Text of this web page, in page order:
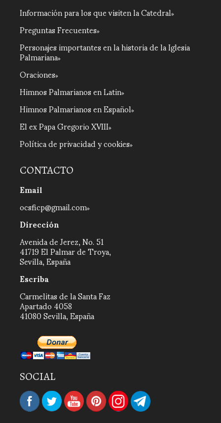
Información para los que visiten la Catedral
Preguntas Frecuentes
Personajes importantes en la historia de la Iglesia
Palmariana
Oraciones
Himnos Palmarianos en Latin
Himnos Palmarianos en Español
El ex Papa Gregorio XVIII
Política de privacidad y cookies
CONTACTO
Email
ocsficp@gmail.com
Dirección
Avenida de Jerez, No. 51
41719 El Palmar de Troya,
Sevilla, España
Escriba
Carmelitas de la Santa Faz
Apartado 4058
41080 Sevilla, España
SOCIAL